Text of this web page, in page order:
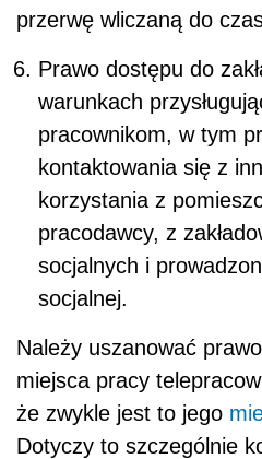
przerwę wliczaną do
Prawo dostępu do
warunkach
pracownikom, w tym
kontaktowania się z
korzystania z
pracodawcy, z
socjalnych i
socjalnej.
Należy uszanować
miejsca pracy
że zwykle jest to jego
Dotyczy to szczególnie